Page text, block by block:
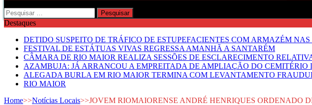
Pesquisar
por:
Destaques
DETIDO SUSPEITO DE TRÁFICO DE ESTUPEFACIENTES COM ARMAZÉM
FESTIVAL DE ESTÁTUAS VIVAS REGRESSA AMANHÃ A SANTARÉM
CÂMARA DE RIO MAIOR REALIZA SESSÕES DE ESCLARECIMENTO
AZAMBUJA: JÁ ARRANCOU A EMPREITADA DE AMPLIAÇÃO DO
ALEGADA BURLA EM RIO MAIOR TERMINA COM LEVANTAMENTO
RIO MAIOR
Home>>Notícias Locais>>JOVEM RIOMAIORENSE ANDRÉ HENRIQUES ORDENADO